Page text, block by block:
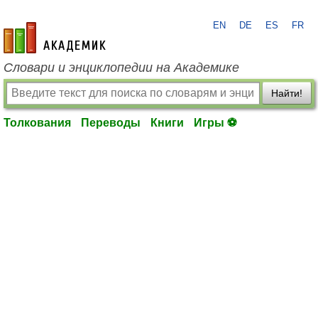
academic.ru
EN DE ES FR
Словари и энциклопедии на Академике
Найти!
Толкования Переводы Книги Игры ⚽